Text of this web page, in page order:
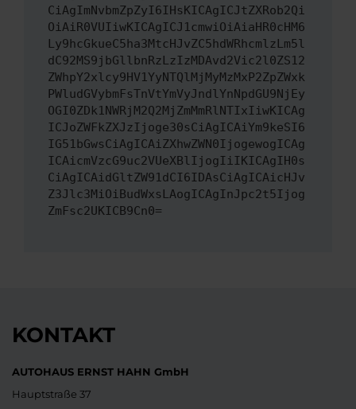
CiAgImNvbmZpZyI6IHsKICAgICJtZXRob2Qi
OiAiR0VUIiwKICAgICJ1cmwiOiAiaHR0cHM6
Ly9hcGkueC5ha3MtcHJvZC5hdWRhcmlzLm5l
dC92MS9jbGllbnRzLzIzMDAvd2Vic2l0ZS12
ZWhpY2xlcy9HV1YyNTQlMjMyMzMxP2ZpZWxk
PWludGVybmFsTnVtYmVyJndlYnNpdGU9NjEy
OGI0ZDk1NWRjM2Q2MjZmMmRlNTIxIiwKICAg
ICJoZWFkZXJzIjoge30sCiAgICAiYm9keSI6
IG51bGwsCiAgICAiZXhwZWN0IjogewogICAg
ICAicmVzcG9uc2VUeXBlIjogIiIKICAgIH0s
CiAgICAidGltZW91dCI6IDAsCiAgICAicHJv
Z3Jlc3MiOiBudWxsLAogICAgInJpc2t5Ijog
ZmFsc2UKICB9Cn0=
KONTAKT
AUTOHAUS ERNST HAHN GmbH
Hauptstraße 37